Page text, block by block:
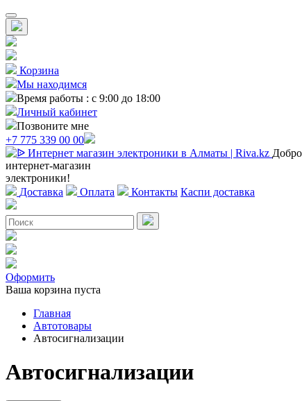
Корзина
Мы находимся
Время работы : с 9:00 до 18:00
Личный кабинет
Позвоните мне
+7 775 339 00 00
интернет-магазин
электроники!
Доставка
Оплата Контакты Каспи доставка
Оформить
Ваша корзина пуста
Главная
Автотовары
Автосигнализации
Автосигнализации